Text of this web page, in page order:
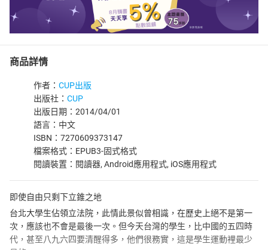
商品詳情
作者： CUP出版
出版社： CUP
出版日期：2014/04/01
語言：中文
ISBN：7270609373147
檔案格式：EPUB3-固式格式
閱讀裝置：閱讀器, Android應用程式, iOS應用程式
即使自由只剩下立錐之地
台北大學生佔領立法院，此情此景似曾相識，在歷史上絕不是第一
次，應該也不會是最後一次。但今天台灣的學生，比中國的五四時
代，甚至八九六四要清醒得多，他們很務實，這是學生運動裡最少